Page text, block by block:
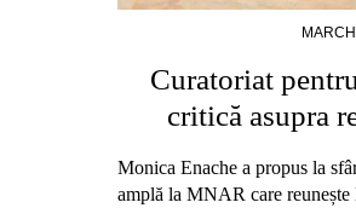
Curatoriat
critică asupra
Monica Enache a propus la
amplă la MNAR care